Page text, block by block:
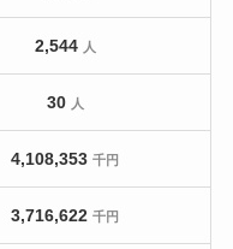
2,544 人
30 人
4,108,353千円
3,716,622千円